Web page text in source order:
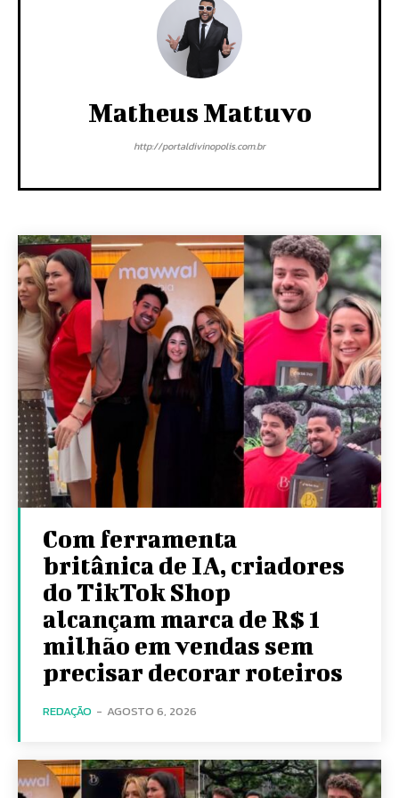
Matheus Mattuvo
http://portaldivinopolis.com.br
Com ferramenta
britânica de IA, criadores
do TikTok Shop
alcançam marca de R$ 1
milhão em vendas sem
precisar decorar roteiros
REDAÇÃO - AGOSTO 6, 2026